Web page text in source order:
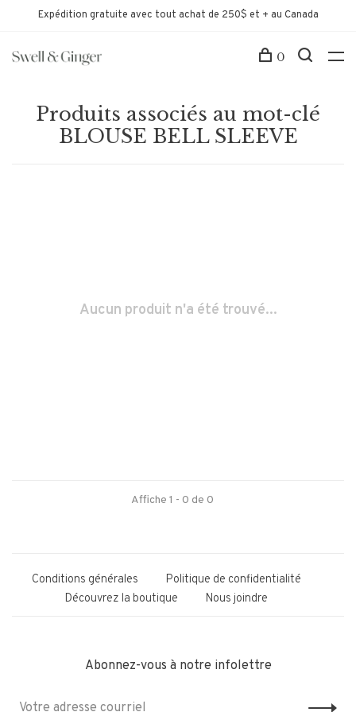
Expédition gratuite avec tout achat de 250$ et + au Canada
0
Produits associés au mot-clé
BLOUSE BELL SLEEVE
Aucun produit n'a été trouvé...
Affiche 1 - 0 de 0
Conditions générales
Politique de confidentialité
Découvrez la boutique
Nous joindre
Abonnez-vous à notre infolettre